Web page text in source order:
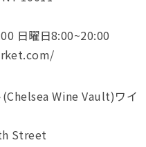
日曜日8:00~20:00
Wine Vault)ワイ
Street